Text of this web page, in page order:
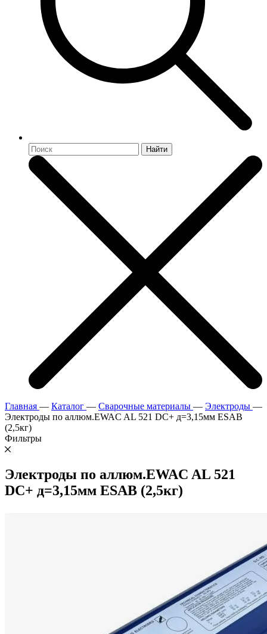
Найти
Главная — Каталог — Сварочные материалы — Электроды —
Электроды по аллюм.EWAC AL 521 DC+ д=3,15мм ESAB
(2,5кг)
Фильтры
Электроды по аллюм.EWAC AL 521
DC+ д=3,15мм ESAB (2,5кг)